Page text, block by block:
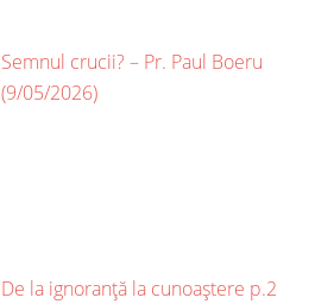
Semnul crucii? – Pr. Paul Boeru
(9/05/2026)
De la ignoranță la cunoaștere p.2